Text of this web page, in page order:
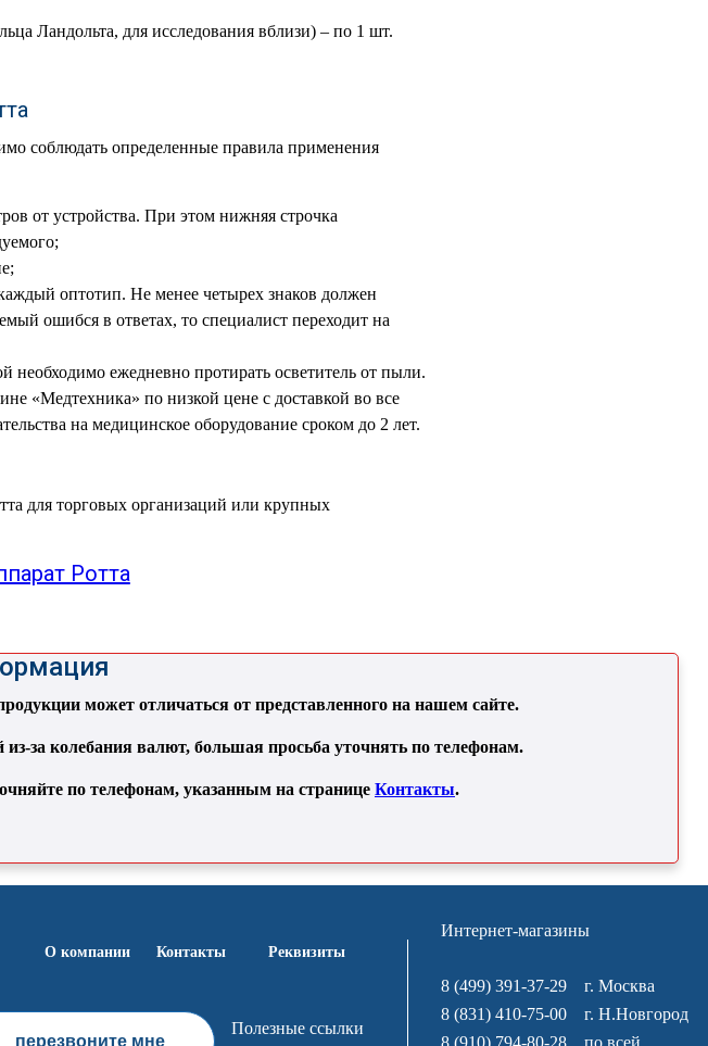
Ландольта, для исследования вблизи) – по 1 шт.
соблюдать определенные правила применения
от устройства. При этом нижняя строчка
оптотип. Не менее четырех знаков должен
ошибся в ответах, то специалист переходит на
необходимо ежедневно протирать осветитель от пыли.
«Медтехника» по низкой цене с доставкой во все
на медицинское оборудование сроком до 2 лет.
для торговых организаций или крупных
Ротта
может отличаться от представленного на нашем сайте.
за колебания валют, большая просьба уточнять по телефонам.
по телефонам, указанным на странице Контакты.
О компании Контакты Реквизиты
перезвоните мне
Полезные ссылки
Интернет-магазины
8 (499) 391-37-29 г. Москва
8 (831) 410-75-00 г. Н.Новгород
8 (910) 794-80-28 по всей